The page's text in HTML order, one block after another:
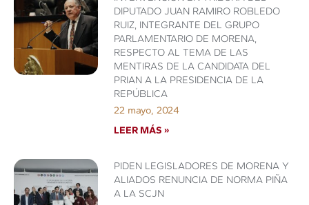
DIPUTADO JUAN RAMIRO ROBLEDO
RUIZ, INTEGRANTE DEL GRUPO
PARLAMENTARIO DE MORENA,
RESPECTO AL TEMA DE LAS
MENTIRAS DE LA CANDIDATA DEL
PRIAN A LA PRESIDENCIA DE LA
REPÚBLICA
22 mayo, 2024
LEER MÁS »
PIDEN LEGISLADORES DE MORENA Y
ALIADOS RENUNCIA DE NORMA PIÑA
A LA SCJN